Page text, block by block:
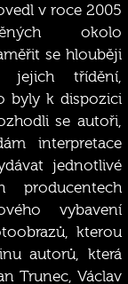
v roce 2005
okolo
se hlouběji
jejich třídění,
byly k dispozici
se autoři,
interpretace
jednotlivé
vybavení
kterou
autorů, která
Trunec, Václav